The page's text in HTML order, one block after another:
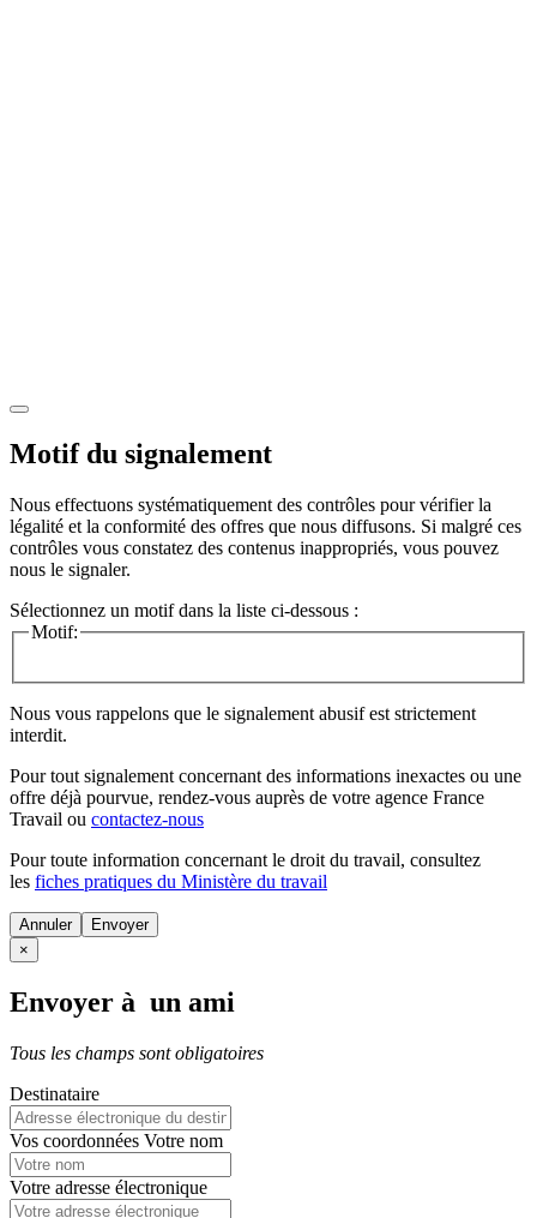
Motif du signalement
Nous effectuons systématiquement des contrôles pour vérifier la
légalité et la conformité des offres que nous diffusons. Si malgré ces
contrôles vous constatez des contenus inappropriés, vous pouvez
nous le signaler.
Sélectionnez un motif dans la liste ci-dessous :
Motif:
Nous vous rappelons que le signalement abusif est strictement
interdit.
Pour tout signalement concernant des informations inexactes ou une
offre déjà pourvue, rendez-vous auprès de votre agence France
Travail ou contactez-nous
Pour toute information concernant le droit du travail, consultez
les fiches pratiques du Ministère du travail
Annuler
×
Envoyer à un ami
Tous les champs sont obligatoires
Destinataire
Vos coordonnées Votre nom
Votre adresse électronique